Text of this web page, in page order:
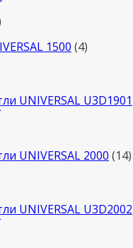
1500 44
UNIVERSAL U3D1901
UNIVERSAL 2000 1414
UNIVERSAL U3D2002